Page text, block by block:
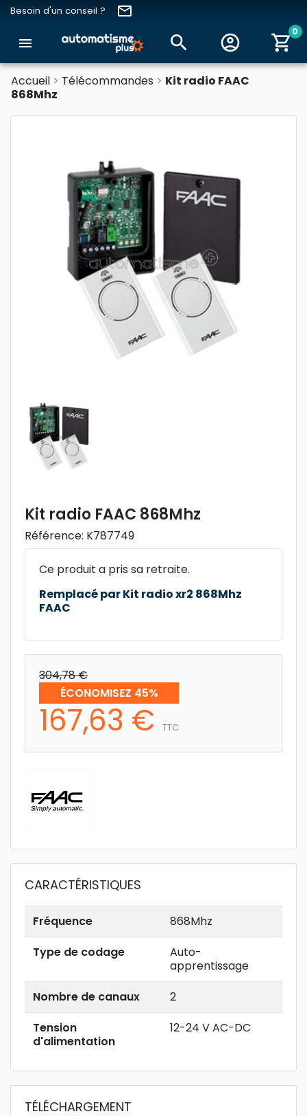
Besoin d'un conseil ?
email
menu
search account_circle shopping_cart
0
Accueil Télécommandes
Kit radio FAAC
868Mhz
Kit radio FAAC 868Mhz
Référence: K787749
Ce produit a pris sa retraite.
Remplacé par Kit radio xr2 868Mhz
FAAC
304,78 €
ÉCONOMISEZ 45%
167,63 € TTC
CARACTÉRISTIQUES
Fréquence
868Mhz
Type de codage
Auto-
apprentissage
Nombre de canaux
2
Tension
d'alimentation
12-24 V AC-DC
TÉLÉCHARGEMENT